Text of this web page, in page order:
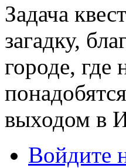
Задача
загадку,
городе, где
выходом в
Войдите